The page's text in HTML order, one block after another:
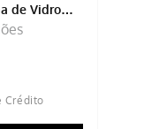
de Vidro